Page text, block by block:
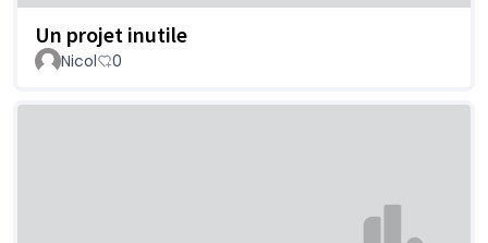
Un projet inutile
Nicol 0